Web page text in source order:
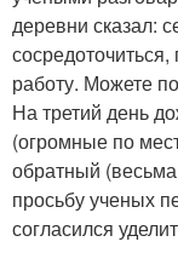
деревни сказал:
работу. Можете
На третий день
(огромные по
обратный
просьбу ученых
согласился